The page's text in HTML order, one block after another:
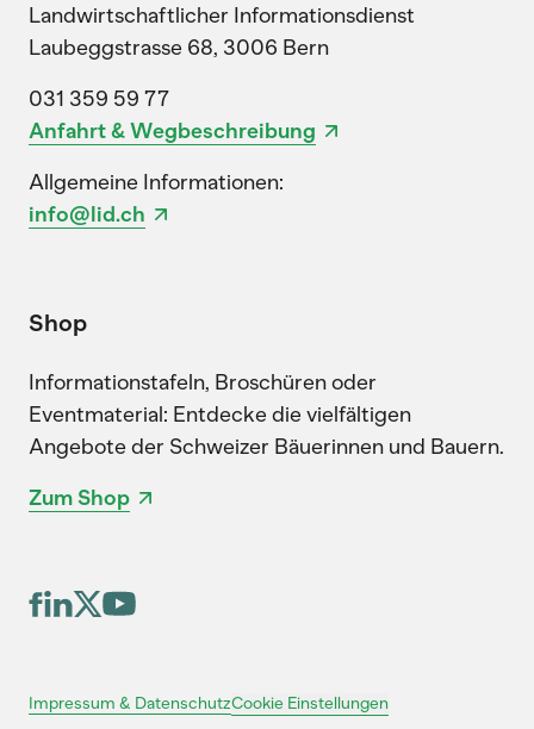
Landwirtschaftlicher Informationsdienst
Laubeggstrasse 68, 3006 Bern
031 359 59 77
Anfahrt & Wegbeschreibung
Allgemeine Informationen:
info@lid.ch
Shop
Informationstafeln, Broschüren oder
Eventmaterial: Entdecke die vielfältigen
Angebote der Schweizer Bäuerinnen und Bauern.
Zum Shop
Impressum & DatenschutzCookie Einstellungen